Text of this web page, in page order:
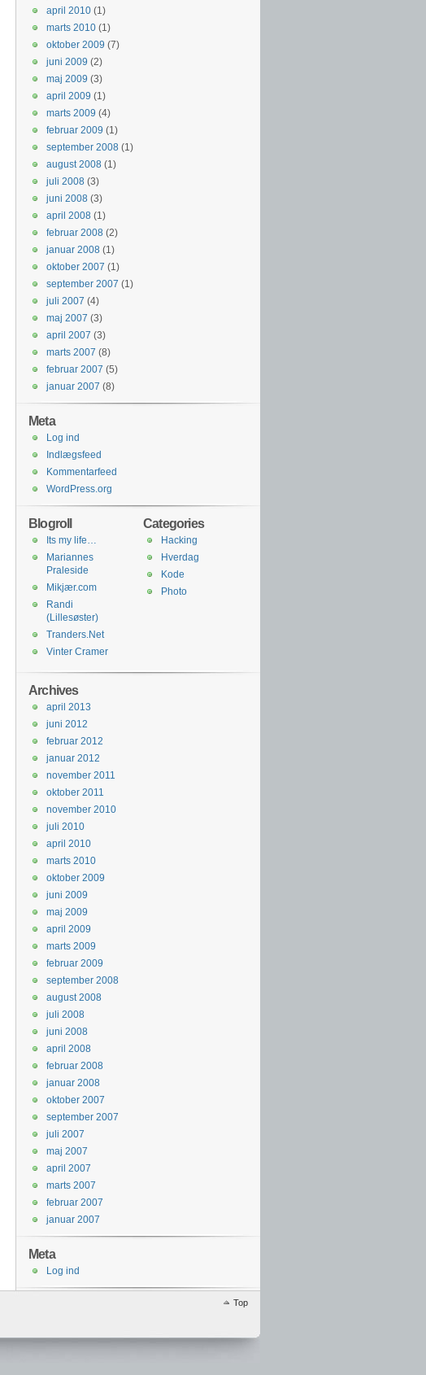
april 2010 (1)
marts 2010 (1)
oktober 2009 (7)
juni 2009 (2)
maj 2009 (3)
april 2009 (1)
marts 2009 (4)
februar 2009 (1)
september 2008 (1)
august 2008 (1)
juli 2008 (3)
juni 2008 (3)
april 2008 (1)
februar 2008 (2)
januar 2008 (1)
oktober 2007 (1)
september 2007 (1)
juli 2007 (4)
maj 2007 (3)
april 2007 (3)
marts 2007 (8)
februar 2007 (5)
januar 2007 (8)
Meta
Log ind
Indlægsfeed
Kommentarfeed
WordPress.org
Categories
Hacking
Hverdag
Kode
Photo
Blogroll
Its my life…
Mariannes
Praleside
Mikjær.com
Randi
(Lillesøster)
Tranders.Net
Vinter Cramer
Archives
april 2013
juni 2012
februar 2012
januar 2012
november 2011
oktober 2011
november 2010
juli 2010
april 2010
marts 2010
oktober 2009
juni 2009
maj 2009
april 2009
marts 2009
februar 2009
september 2008
august 2008
juli 2008
juni 2008
april 2008
februar 2008
januar 2008
oktober 2007
september 2007
juli 2007
maj 2007
april 2007
marts 2007
februar 2007
januar 2007
Meta
Log ind
Top